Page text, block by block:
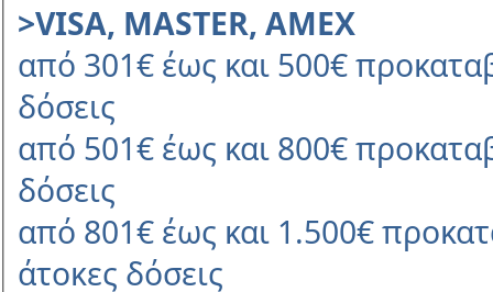
>VISA, MASTER, AMEX
από 301€ έως και 500€
δόσεις
από 501€ έως και 800€
δόσεις
από 801€ έως και 1.500€
άτοκες δόσεις